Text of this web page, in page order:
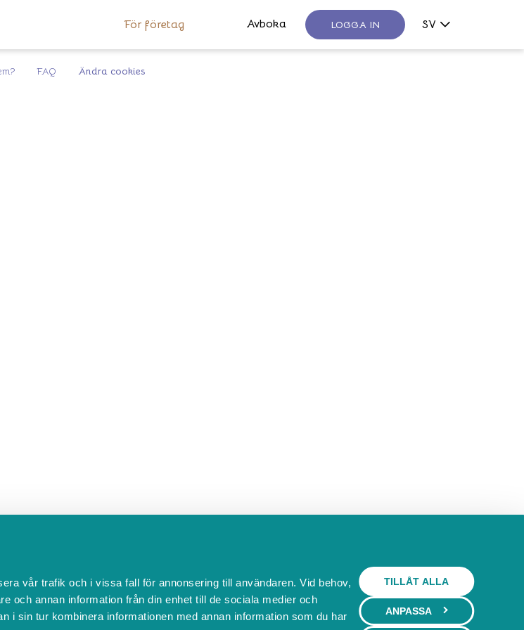
vår trafik och i vissa fall för annonsering till användaren. Vid behov,
och annan information från din enhet till de sociala medier och
i sin tur kombinera informationen med annan information som du har
TILLÅT ALLA
ANPASSA
För företag Avboka LOGGA IN SV
FAQ Ändra cookies